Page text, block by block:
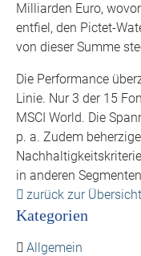
Milliarden Euro,
entfiel, den Pictet-
von dieser Summe
Die Performance
Linie. Nur 3 der 15
MSCI World. Die
p. a. Zudem
in anderen
zurück zur Übersicht
Kategorien
Allgemein